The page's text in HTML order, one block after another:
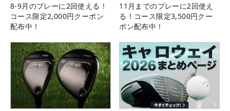
8-9月のプレーに2回使える！
コース限定2,000円クーポン
配布中！
11月までのプレーに2回使え
る！コース限定3,500円クー
ポン配布中！